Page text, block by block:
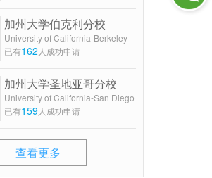
加州大学伯克利分校
University of California-Berkeley
已有162 人成功申请
加州大学圣地亚哥分校
University of California-San Diego
已有159人成功申请
查看更多